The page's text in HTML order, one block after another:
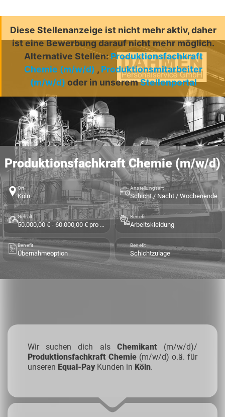
Diese Stellenanzeige ist nicht mehr aktiv, daher
ist eine Bewerbung darauf nicht mehr möglich.
Alternative Stellen:Produktionsfachkraft
Chemie (m/w/d) , Produktionsmitarbeiter
(m/w/d) oder in unseremStellenportal
Produktionsfachkraft Chemie (m/w/d)
Ort
Köln
Anstellungsart
Schicht / Nacht / Wochenende
Gehalt
50.000,00 € - 60.000,00 € pro Jahr
Benefit
Arbeitskleidung
Benefit
Übernahmeoption
Benefit
Schichtzulage
Wir suchen dich als Chemikant(m/w/d)/
Produktionsfachkraft Chemie (m/w/d) o.ä. für
unseren Equal-Pay Kunden in Köln.